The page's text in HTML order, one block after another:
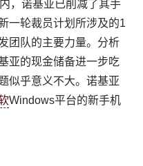
，诺基亚已削减了其手
一轮裁员计划所涉及的1
团队的主要力量。分析
亚的现金储备进一步吃
似乎意义不大。诺基亚
Windows平台的新手机